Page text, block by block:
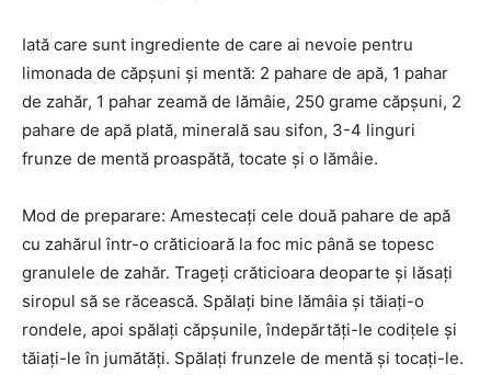
Iată care sunt ingrediente de care ai nevoie pentru
limonada de căpșuni și mentă: 2 pahare de apă, 1 pahar
de zahăr, 1 pahar zeamă de lămâie, 250 grame căpșuni, 2
pahare de apă plată, minerală sau sifon, 3-4 linguri
frunze de mentă proaspătă, tocate și o lămâie.
Mod de preparare: Amestecați cele două pahare de apă
cu zahărul într-o crăticioară la foc mic până se topesc
granulele de zahăr. Trageți crăticioara deoparte și lăsați
siropul să se răcească. Spălați bine lămâia și tăiați-o
rondele, apoi spălați căpșunile, îndepărtăți-le codițele și
tăiați-le în jumătăți. Spălați frunzele de mentă și tocați-le.